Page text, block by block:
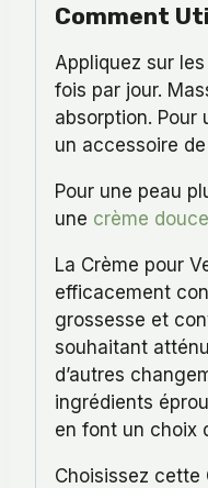
Comment
Appliquez sur
fois par jour.
absorption. Pour
un accessoire
Pour une peau
une crème
La Crème pour
efficacement
grossesse et
souhaitant
d’autres
ingrédients
en font un choix
Choisissez cette